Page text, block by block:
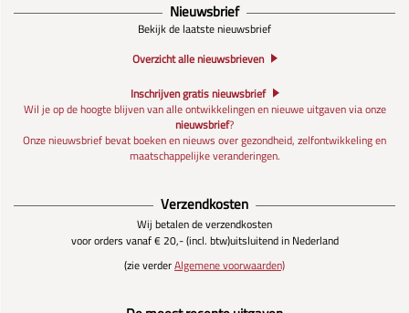
Nieuwsbrief
Bekijk de laatste nieuwsbrief
Overzicht alle nieuwsbrieven
Inschrijven gratis nieuwsbrief
Wil je op de hoogte blijven van alle ontwikkelingen en nieuwe uitgaven via onze
nieuwsbrief?
Onze nieuwsbrief bevat boeken en nieuws over gezondheid, zelfontwikkeling en
maatschappelijke veranderingen.
Verzendkosten
Wij betalen de verzendkosten
voor orders vanaf € 20,- (incl. btw)uitsluitend in Nederland
(zie verderAlgemene voorwaarden)